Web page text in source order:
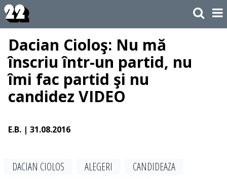
Dacian Cioloş: Nu mă
înscriu într-un partid, nu
îmi fac partid şi nu
candidez VIDEO
E.B. | 31.08.2016
DACIAN CIOLOS ALEGERI
CANDIDEAZA